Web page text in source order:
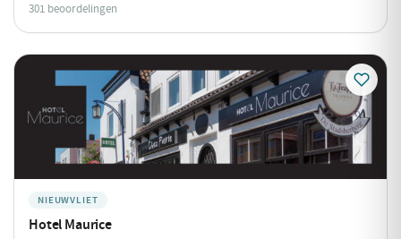
301 beoordelingen
NIEUWVLIET
Hotel Maurice